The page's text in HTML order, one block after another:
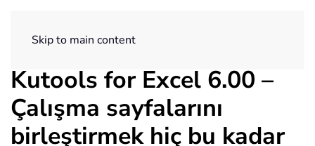
Skip to main content
Kutools for Excel 6.00 –
Çalışma sayfalarını
birleştirmek hiç bu kadar